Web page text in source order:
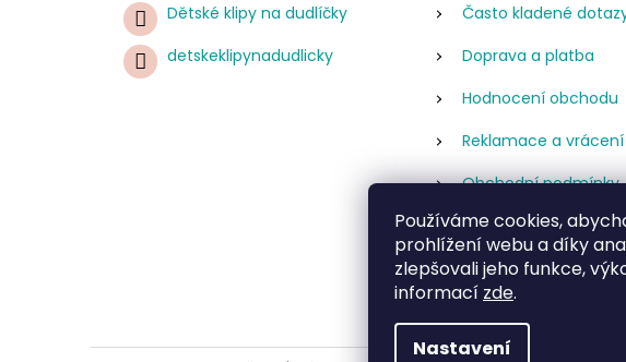
Používáme cookies,
prohlížení webu a díky
zlepšovali jeho funkce,
informací zde.
Nastavení
Dětské klipy na dudlíčky
detskeklipynadudlicky
Často kladené
Doprava a platba
Hodnocení obchodu
Reklamace a vrácení
Obchodní podmínky
Podmínky ochrany
údajů
Recenze